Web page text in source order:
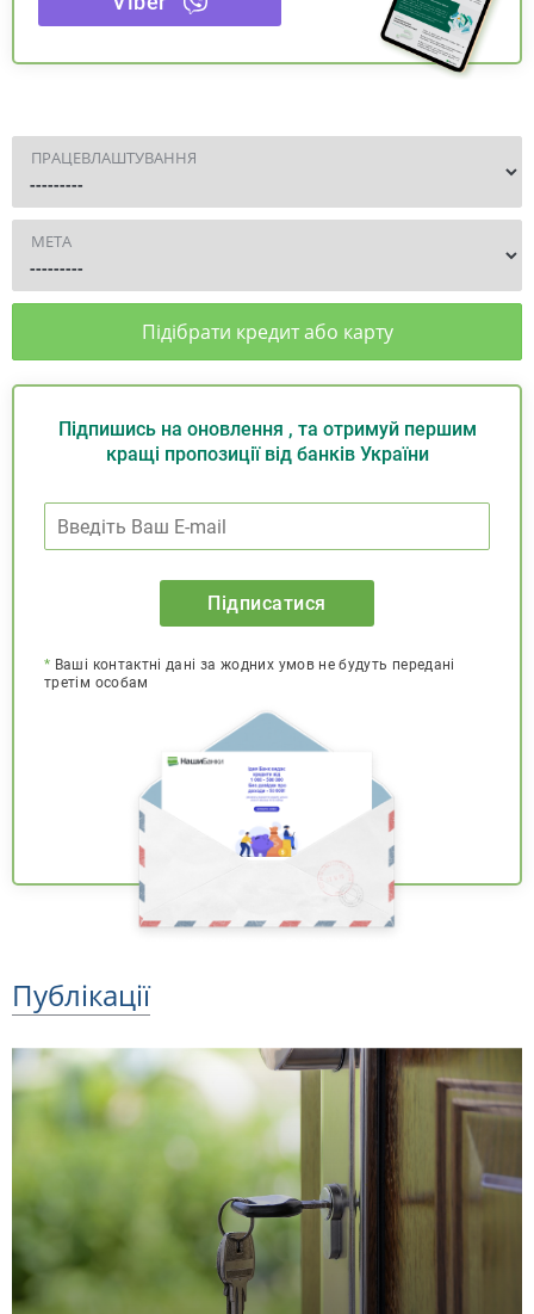
ПРАЦЕВЛАШТУВАННЯ
МЕТА
Підібрати кредит або карту
Підпишись на оновлення , та отримуй першим
кращі пропозиції від банків України
Підписатися
* Ваші контактні дані за жодних умов не будуть передані
третім особам
Публікації